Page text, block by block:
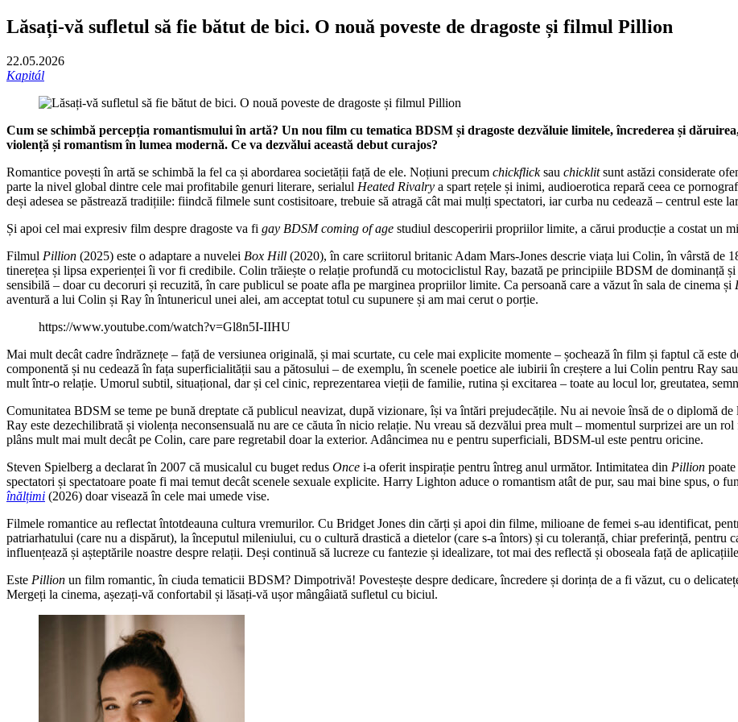
Lăsați-vă sufletul să fie bătut de bici. O nouă poveste de dragoste și filmul Pillion
22.05.2026
Kapitál
Cum se schimbă percepția romantismului în artă? Un nou film cu tematica BDSM și dragoste dezvăluie limitele, încrederea și
violență și romantism în lumea modernă. Ce va dezvălui această debut curajos?
Romantice povești în artă se schimbă la fel ca și abordarea societății față de ele. Noțiuni precum chickflicksau chicklitsunt astăzi considerate
parte la nivel global dintre cele mai profitabile genuri literare, serialul Heated Rivalry a spart rețele și inimi, audioerotica repară ceea ce
deși adesea se păstrează tradițiile: fiindcă filmele sunt costisitoare, trebuie să atragă cât mai mulți spectatori, iar curba nu cedează – centrul este
Și apoi cel mai expresiv film despre dragoste va fi gay BDSM coming of age studiul descoperirii propriilor limite, a cărui producție a costat un
Filmul Pillion (2025) este o adaptare a nuvelei Box Hill (2020), în care scriitorul britanic Adam Mars-Jones descrie viața lui Colin, în vârstă de
tinerețea și lipsa experienței îi vor fi credibile. Colin trăiește o relație profundă cu motociclistul Ray, bazată pe principiile BDSM de dominanță și
sensibilă – doar cu decoruri și recuzită, în care publicul se poate afla pe marginea propriilor limite. Ca persoană care a văzut în sala de cinema și
aventură a lui Colin și Ray în întunericul unei alei, am acceptat totul cu supunere și am mai cerut o porție.
https://www.youtube.com/watch?v=Gl8n5I-IIHU
Mai mult decât cadre îndrăznețe – față de versiunea originală, și mai scurtate, cu cele mai explicite momente – șochează în film și faptul că
componentă și nu cedează în fața superficialității sau a pătosului – de exemplu, în scenele poetice ale iubirii în creștere a lui Colin pentru Ray
mult într-o relație. Umorul subtil, situațional, dar și cel cinic, reprezentarea vieții de familie, rutina și excitarea – toate au locul lor, greutatea,
Comunitatea BDSM se teme pe bună dreptate că publicul neavizat, după vizionare, își va întări prejudecățile. Nu ai nevoie însă de o diplomă
Ray este dezechilibrată și violența neconsensuală nu are ce căuta în nicio relație. Nu vreau să dezvălui prea mult – momentul surprizei are un
plâns mult mai mult decât pe Colin, care pare regretabil doar la exterior. Adâncimea nu e pentru superficiali, BDSM-ul este pentru oricine.
Steven Spielberg a declarat în 2007 că musicalul cu buget redus Once i-a oferit inspirație pentru întreg anul următor. Intimitatea din Pillion
spectatori și spectatoare poate fi mai temut decât scenele sexuale explicite. Harry Lighton aduce o romantism atât de pur, sau mai bine spus, o
înălțimi (2026) doar visează în cele mai umede vise.
Filmele romantice au reflectat întotdeauna cultura vremurilor. Cu Bridget Jones din cărți și apoi din filme, milioane de femei s-au identificat,
patriarhatului (care nu a dispărut), la începutul mileniului, cu o cultură drastică a dietelor (care s-a întors) și cu toleranță, chiar preferință, pentru
influențează și așteptările noastre despre relații. Deși continuă să lucreze cu fantezie și idealizare, tot mai des reflectă și oboseala față de
Este Pillion un film romantic, în ciuda tematicii BDSM? Dimpotrivă! Povestește despre dedicare, încredere și dorința de a fi văzut, cu o
Mergeți la cinema, așezați-vă confortabil și lăsați-vă ușor mângâiată sufletul cu biciul.